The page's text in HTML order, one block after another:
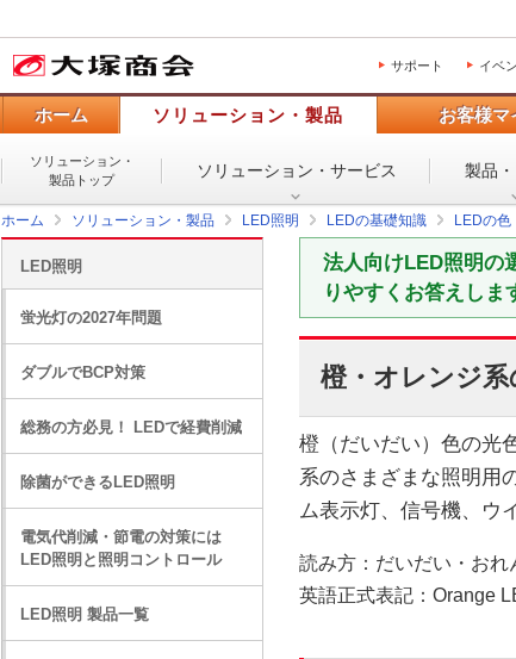
サポート イベ
ホーム ソリューション・製品 お客様マ
ソリューション・
製品トップ
ソリューション・ サービス 製品
ホーム ソリューション・製品 LED照明 LEDの基礎知識 LEDの色
法人向けLED照明の
りやすくお答えしま
橙・オレンジ系
橙（だいだい）色の光
系のさまざまな照明用
ム表示灯、信号機、ウ
読み方：だいだい・お
英語正式表記：Orange
LED照明
蛍光灯の2027年問題
ダブルでBCP対策
総務の方必見！ LEDで経費削減
除菌ができるLED照明
電気代削減・節電の対策には
LED照明と照明コントロール
LED照明 製品一覧